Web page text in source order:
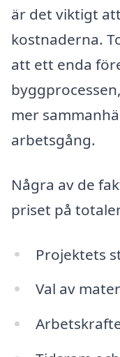
är det viktigt
kostnaderna.
att ett enda
mer
arbetsgång.
Några av de
priset på
Projektets
Val av